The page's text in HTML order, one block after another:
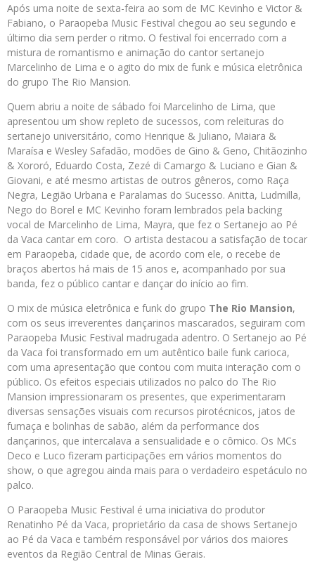
Após uma noite de sexta-feira ao som de MC Kevinho e Victor &
Fabiano, o Paraopeba Music Festival chegou ao seu segundo e
último dia sem perder o ritmo. O festival foi encerrado com a
mistura de romantismo e animação do cantor sertanejo
Marcelinho de Lima e o agito do mix de funk e música eletrônica
do grupo The Rio Mansion.
Quem abriu a noite de sábado foi Marcelinho de Lima, que
apresentou um show repleto de sucessos, com releituras do
sertanejo universitário, como Henrique & Juliano, Maiara &
Maraísa e Wesley Safadão, modões de Gino & Geno, Chitãozinho
& Xororó, Eduardo Costa, Zezé di Camargo & Luciano e Gian &
Giovani, e até mesmo artistas de outros gêneros, como Raça
Negra, Legião Urbana e Paralamas do Sucesso. Anitta, Ludmilla,
Nego do Borel e MC Kevinho foram lembrados pela backing
vocal de Marcelinho de Lima, Mayra, que fez o Sertanejo ao Pé
da Vaca cantar em coro. O artista destacou a satisfação de tocar
em Paraopeba, cidade que, de acordo com ele, o recebe de
braços abertos há mais de 15 anos e, acompanhado por sua
banda, fez o público cantar e dançar do início ao fim.
O mix de música eletrônica e funk do grupo The Rio Mansion,
com os seus irreverentes dançarinos mascarados, seguiram com
Paraopeba Music Festival madrugada adentro. O Sertanejo ao Pé
da Vaca foi transformado em um autêntico baile funk carioca,
com uma apresentação que contou com muita interação com o
público. Os efeitos especiais utilizados no palco do The Rio
Mansion impressionaram os presentes, que experimentaram
diversas sensações visuais com recursos pirotécnicos, jatos de
fumaça e bolinhas de sabão, além da performance dos
dançarinos, que intercalava a sensualidade e o cômico. Os MCs
Deco e Luco fizeram participações em vários momentos do
show, o que agregou ainda mais para o verdadeiro espetáculo no
palco.
O Paraopeba Music Festival é uma iniciativa do produtor
Renatinho Pé da Vaca, proprietário da casa de shows Sertanejo
ao Pé da Vaca e também responsável por vários dos maiores
eventos da Região Central de Minas Gerais.